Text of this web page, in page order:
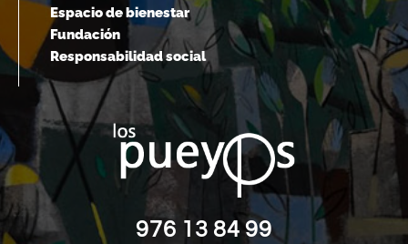
Espacio de bienestar
Fundación
Responsabilidad social
976 13 84 99